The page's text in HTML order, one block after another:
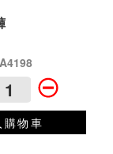
購物車